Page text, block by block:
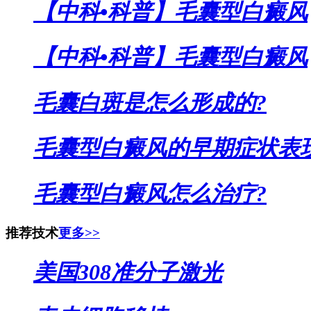
【中科•科普】毛囊型白癜风
【中科•科普】毛囊型白癜风
毛囊白斑是怎么形成的?
毛囊型白癜风的早期症状表
毛囊型白癜风怎么治疗?
推荐技术更多>>
美国308准分子激光